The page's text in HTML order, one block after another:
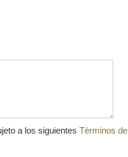
a los siguientes Términos de